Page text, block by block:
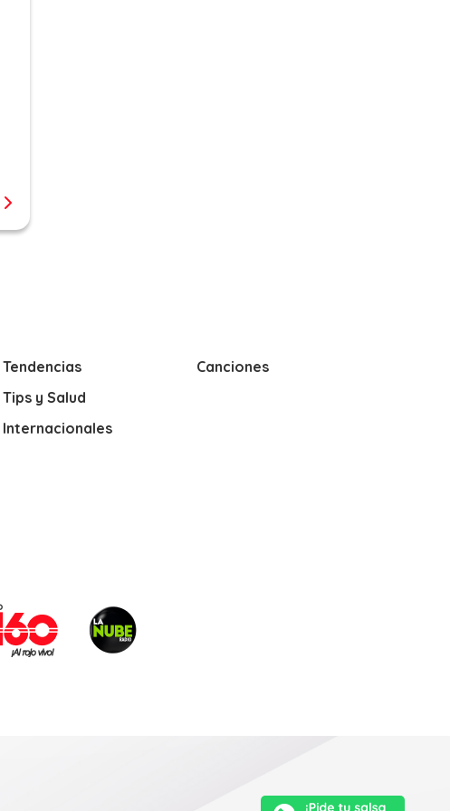
Tendencias
Tips y Salud
Internacionales
Canciones